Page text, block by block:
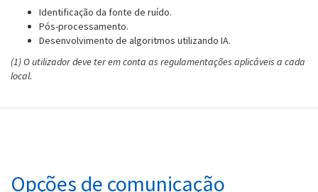
Identificação da fonte de ruído.
Pós-processamento.
Desenvolvimento de algoritmos utilizando IA.
(1) O utilizador deve ter em conta as regulamentações aplicáveis ​​a cada
local.
Opções de comunicação